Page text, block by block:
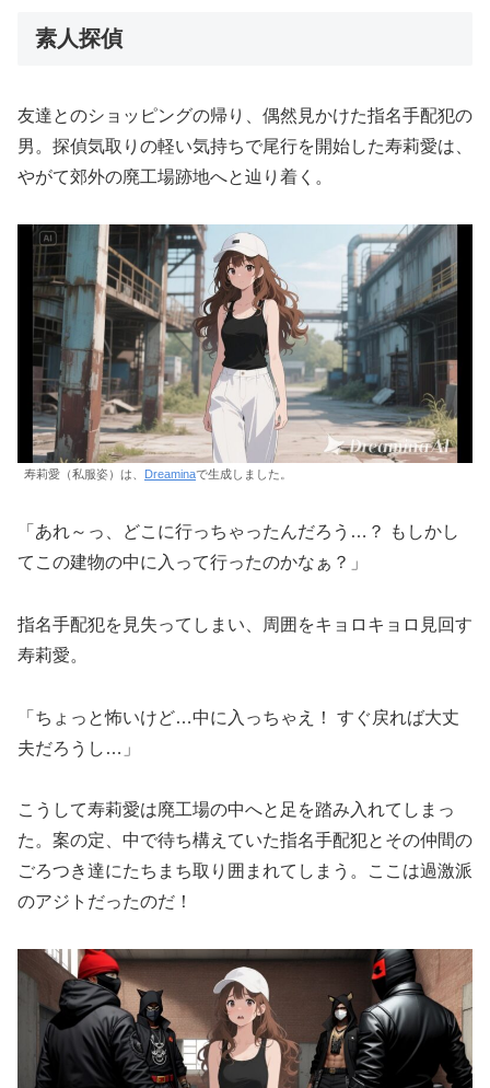
素人探偵
友達とのショッピングの帰り、偶然見かけた指名手配犯の
男。探偵気取りの軽い気持ちで尾行を開始した寿莉愛は、
やがて郊外の廃工場跡地へと辿り着く。
寿莉愛（私服姿）は、 Dreaminaで生成しました。
「あれ～っ、どこに行っちゃったんだろう…？ もしかし
てこの建物の中に入って行ったのかなぁ？」
指名手配犯を見失ってしまい、周囲をキョロキョロ見回す
寿莉愛。
「ちょっと怖いけど…中に入っちゃえ！ すぐ戻れば大丈
夫だろうし…」
こうして寿莉愛は廃工場の中へと足を踏み入れてしまっ
た。案の定、中で待ち構えていた指名手配犯とその仲間の
ごろつき達にたちまち取り囲まれてしまう。ここは過激派
のアジトだったのだ！